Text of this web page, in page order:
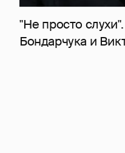
"Не просто
Бондарчука и